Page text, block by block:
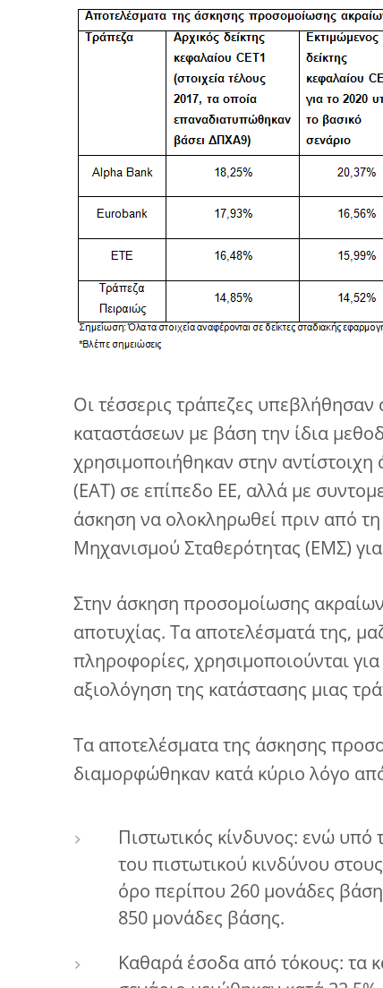
Οι τέσσερις τράπεζες
καταστάσεων με βάση την ίδια
χρησιμοποιήθηκαν στην
(ΕΑΤ) σε επίπεδο ΕΕ, αλλά με
άσκηση να ολοκληρωθεί πριν από
Μηχανισμού Σταθερότητας (ΕΜΣ)
Στην άσκηση προσομοίωσης ακραίων
αποτυχίας. Τα αποτελέσματά της,
πληροφορίες, χρησιμοποιούνται
αξιολόγηση της κατάστασης μιας
Τα αποτελέσματα της άσκησης
διαμορφώθηκαν κατά κύριο λόγο
Πιστωτικός κίνδυνος: ενώ υπό
του πιστωτικού κινδύνου
όρο περίπου 260 μονάδες
850 μονάδες βάσης.
Καθαρά έσοδα από τόκους: τα